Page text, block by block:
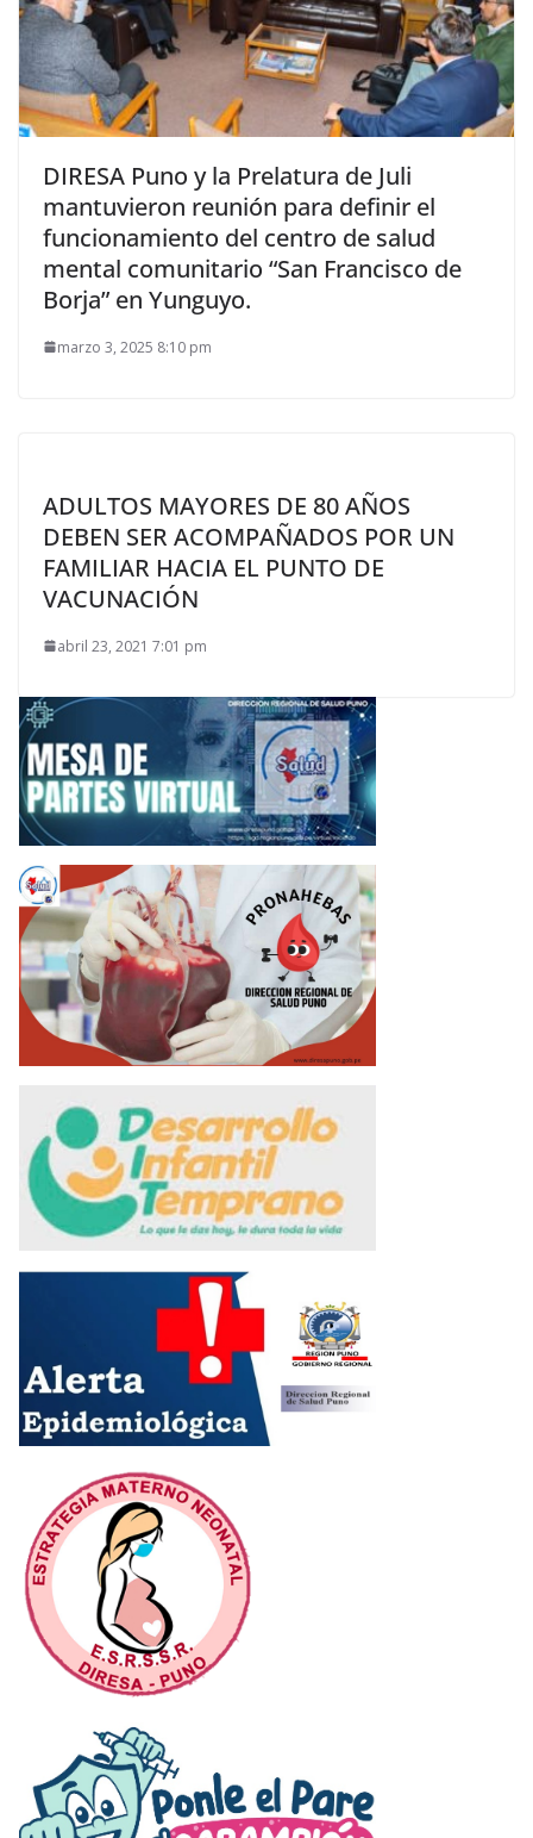
DIRESA Puno y la Prelatura de Juli
mantuvieron reunión para definir el
funcionamiento del centro de salud
mental comunitario “San Francisco de
Borja” en Yunguyo.
marzo 3, 2025 8:10 pm
ADULTOS MAYORES DE 80 AÑOS
DEBEN SER ACOMPAÑADOS POR UN
FAMILIAR HACIA EL PUNTO DE
VACUNACIÓN
abril 23, 2021 7:01 pm